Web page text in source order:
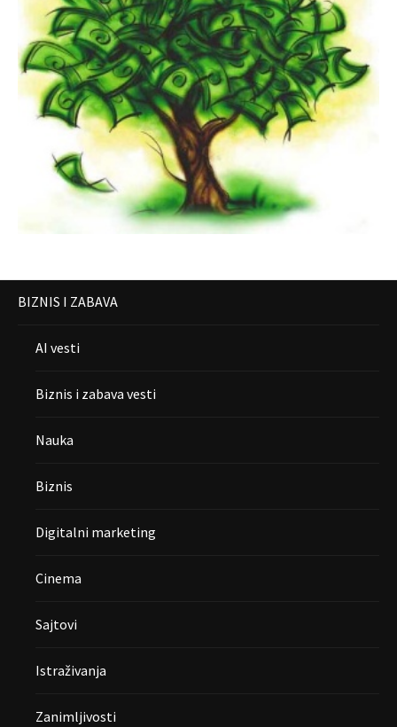
BIZNIS I ZABAVA
AI vesti
Biznis i zabava vesti
Nauka
Biznis
Digitalni marketing
Cinema
Sajtovi
Istraživanja
Zanimljivosti